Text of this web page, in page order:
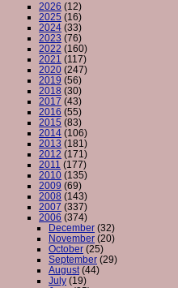
2026 (12)
2025 (16)
2024 (33)
2023 (76)
2022 (160)
2021 (117)
2020 (247)
2019 (56)
2018 (30)
2017 (43)
2016 (55)
2015 (83)
2014 (106)
2013 (181)
2012 (171)
2011 (177)
2010 (135)
2009 (69)
2008 (143)
2007 (337)
2006 (374)
December (32)
November (20)
October (25)
September (29)
August(44)
July (19)